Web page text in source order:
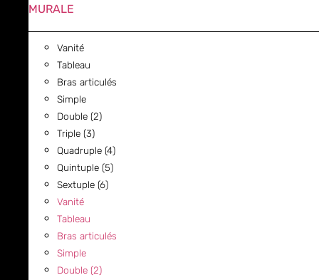
MURALE
Vanité
Tableau
Bras articulés
Simple
Double (2)
Triple (3)
Quadruple (4)
Quintuple (5)
Sextuple (6)
Vanité
Tableau
Bras articulés
Simple
Double (2)